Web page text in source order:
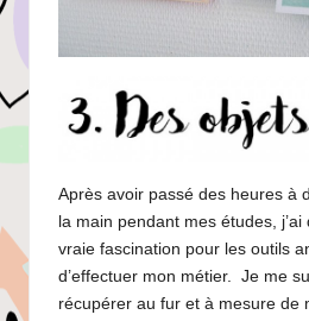
Après avoir passé des heures à
la main pendant mes études,
vraie fascination pour les outils
d’effectuer mon métier. Je me
récupérer au fur et à mesure de